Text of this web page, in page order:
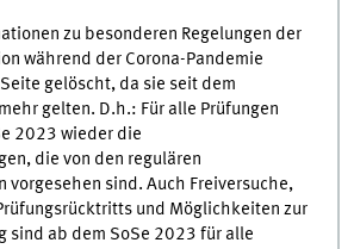
zu besonderen Regelungen der
während der Corona-Pandemie
gelöscht, da sie seit dem
gelten. D.h.: Für alle Prüfungen
2023 wieder die
die von den regulären
vorgesehen sind. Auch Freiversuche,
und Möglichkeiten zur
sind ab dem SoSe 2023 für alle